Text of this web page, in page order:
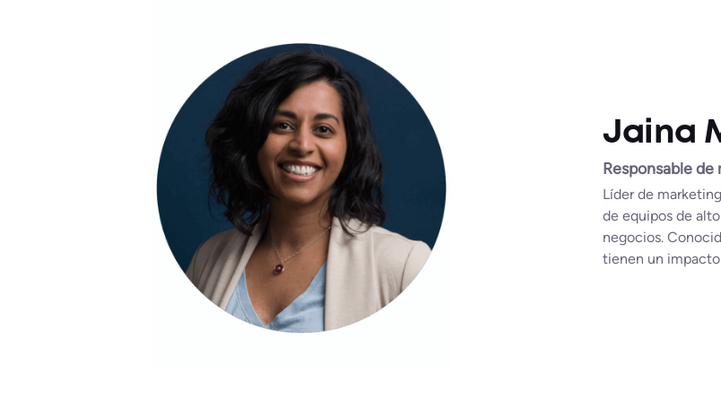
Jaina
Responsable
Líder de
de equipos de
negocios.
tienen un impacto